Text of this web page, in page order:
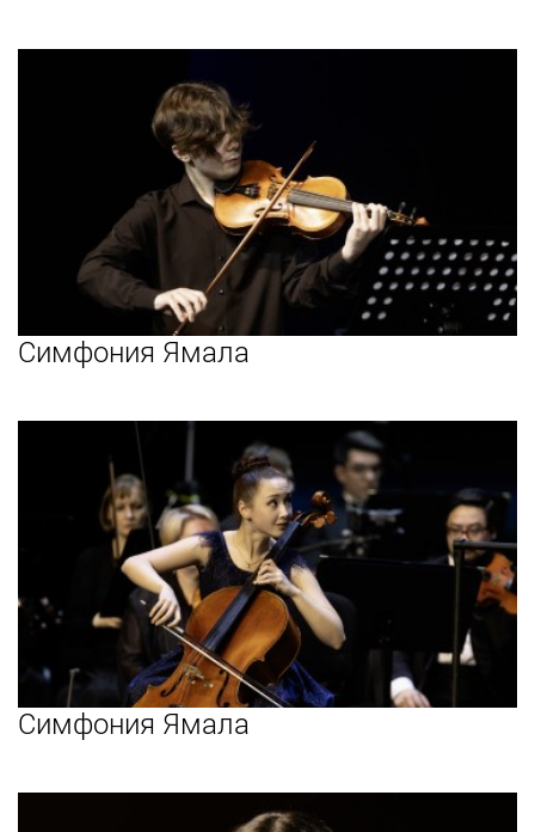
Симфония Ямала
Симфония Ямала